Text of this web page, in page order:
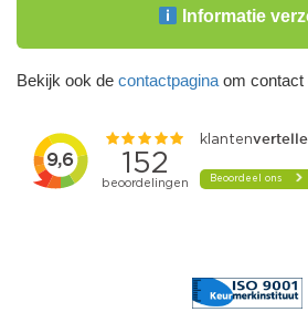
Informatie
Bekijk ook de contactpagina om contact